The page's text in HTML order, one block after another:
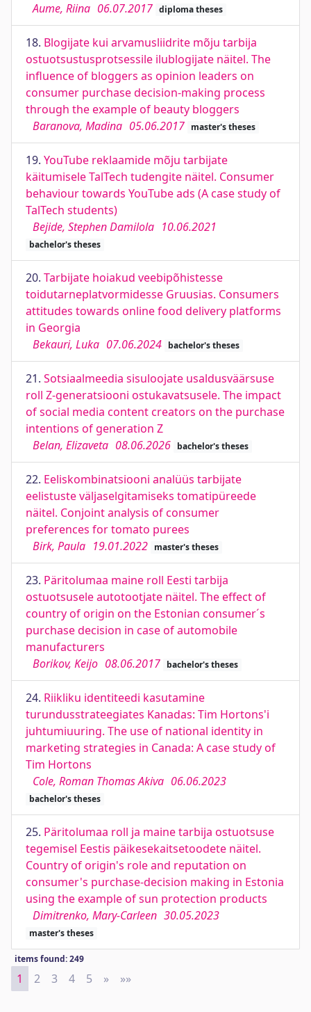
Aume, Riina 06.07.2017 diploma theses
18. Blogijate kui arvamusliidrite mõju tarbija
ostuotsustusprotsessile ilublogijate näitel. The
influence of bloggers as opinion leaders on
consumer purchase decision-making process
through the example of beauty bloggers
Baranova, Madina 05.06.2017 master's theses
19. YouTube reklaamide mõju tarbijate
käitumisele TalTech tudengite näitel. Consumer
behaviour towards YouTube ads (A case study of
TalTech students)
Bejide, Stephen Damilola 10.06.2021
bachelor's theses
20. Tarbijate hoiakud veebipõhistesse
toidutarneplatvormidesse Gruusias. Consumers
attitudes towards online food delivery platforms
in Georgia
Bekauri, Luka 07.06.2024 bachelor's theses
21. Sotsiaalmeedia sisuloojate usaldusväärsuse
roll Z-generatsiooni ostukavatsusele. The impact
of social media content creators on the purchase
intentions of generation Z
Belan, Elizaveta 08.06.2026 bachelor's theses
22. Eeliskombinatsiooni analüüs tarbijate
eelistuste väljaselgitamiseks tomatipüreede
näitel. Conjoint analysis of consumer
preferences for tomato purees
Birk, Paula 19.01.2022 master's theses
23. Päritolumaa maine roll Eesti tarbija
ostuotsusele autotootjate näitel. The effect of
country of origin on the Estonian consumer´s
purchase decision in case of automobile
manufacturers
Borikov, Keijo 08.06.2017 bachelor's theses
24. Riikliku identiteedi kasutamine
turundusstrateegiates Kanadas: Tim Hortons'i
juhtumiuuring. The use of national identity in
marketing strategies in Canada: A case study of
Tim Hortons
Cole, Roman Thomas Akiva 06.06.2023
bachelor's theses
25. Päritolumaa roll ja maine tarbija ostuotsuse
tegemisel Eestis päikesekaitsetoodete näitel.
Country of origin's role and reputation on
consumer's purchase-decision making in Estonia
using the example of sun protection products
Dimitrenko, Mary-Carleen 30.05.2023
master's theses
items found: 249
1 2 3 4 5 » Next
»»